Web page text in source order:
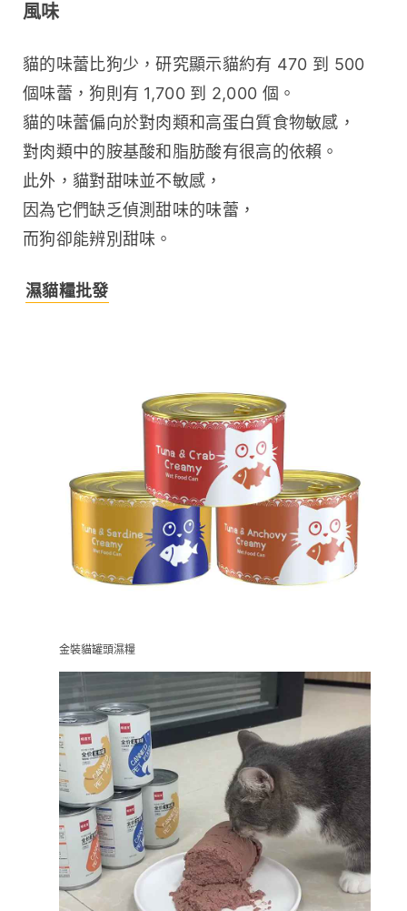
風味
貓的味蕾比狗少，研究顯示貓約有 470 到 500
個味蕾，狗則有 1,700 到 2,000 個。
貓的味蕾偏向於對肉類和高蛋白質食物敏感，
對肉類中的胺基酸和脂肪酸有很高的依賴。
此外，貓對甜味並不敏感，
因為它們缺乏偵測甜味的味蕾，
而狗卻能辨別甜味。
濕貓糧批發
金裝貓罐頭濕糧